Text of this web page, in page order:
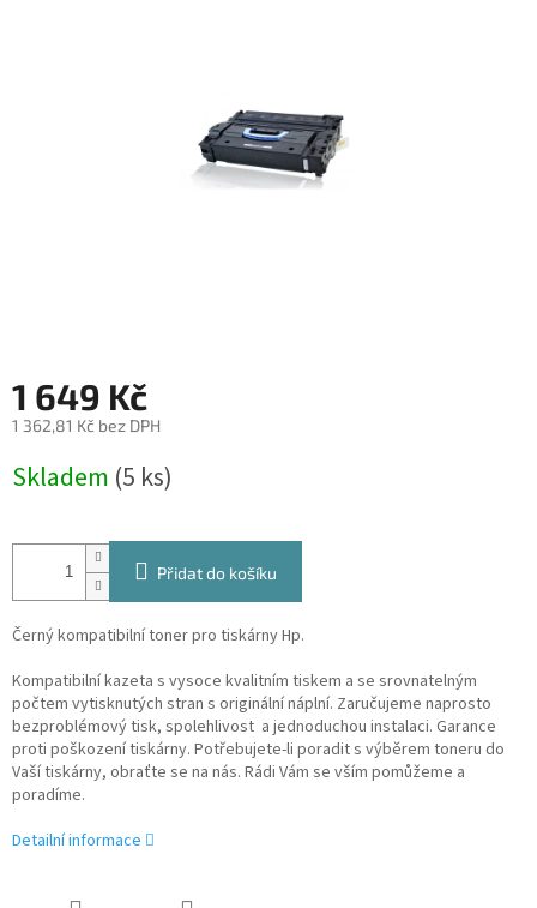
1 649 Kč
1 362,81 Kč bez DPH
cena:
Skladem (5 ks)
Přidat do košíku
Černý kompatibilní toner pro tiskárny Hp.
Kompatibilní kazeta s vysoce kvalitním tiskem a se srovnatelným
počtem vytisknutých stran s originální náplní. Zaručujeme naprosto
bezproblémový tisk, spolehlivost a jednoduchou instalaci. Garance
proti poškození tiskárny. Potřebujete-li poradit s výběrem toneru do
Vaší tiskárny, obraťte se na nás. Rádi Vám se vším pomůžeme a
poradíme.
Detailní informace